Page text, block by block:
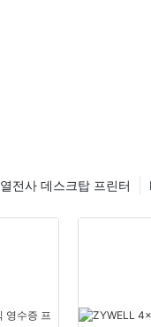
열전사 데스크탑 프린터